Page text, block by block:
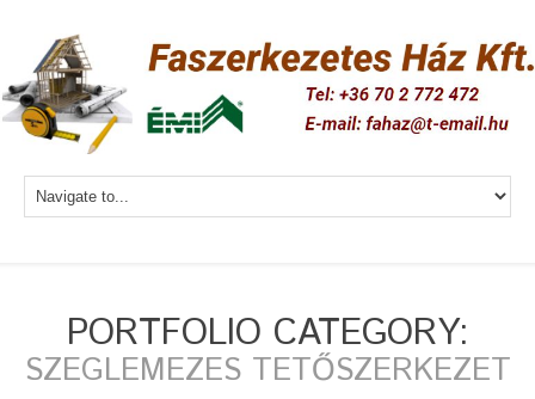
PORTFOLIO CATEGORY:
SZEGLEMEZES TETŐSZERKEZET